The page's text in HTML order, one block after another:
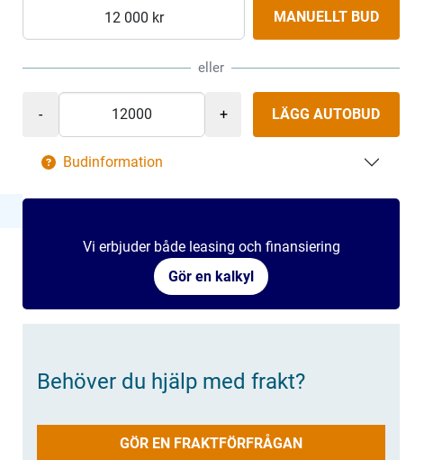
MANUELLT BUD
eller
LÄGG AUTOBUD
Budinformation
Vi erbjuder både leasing och finansiering
Gör en kalkyl
Behöver du hjälp med frakt?
GÖR EN FRAKTFÖRFRÅGAN